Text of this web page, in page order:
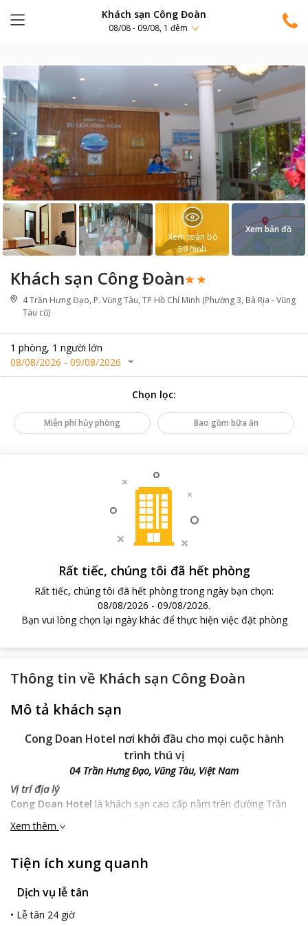
Khách sạn Công Đoàn
08/08 - 09/08, 1 đêm
Khách sạn Công Đoàn
4 Trần Hưng Đạo, P. Vũng Tàu, TP Hồ Chí Minh (Phường 3, Bà Rịa - Vũng
Tàu cũ)
1 phòng, 1 người lớn
08/08/2026 - 09/08/2026
Xem toàn bộ
59hình
Xem bản đồ
Chọn lọc:
Miễn phí hủy phòng Bao gồm bữa ăn
Rất tiếc, chúng tôi đã hết phòng
Rất tiếc, chúng tôi đã hết phòng trong ngày bạn chọn:
08/08/2026 - 09/08/2026.
Bạn vui lòng chọn lại ngày khác để thực hiện việc đặt phòng
Thông tin về Khách sạn Công Đoàn
Mô tả khách sạn
Cong Doan Hotel nơi khởi đầu cho mọi cuộc hành
trình thú vị
04 Trần Hưng Đạo, Vũng Tàu, Việt Nam
Vị trí địa lý
Cong Doan Hotel là khách sạn cao cấp nằm trên đường Trần
điểm đến lý tưởng nhất cho bạn có được những chuyến đi thú vị
Khách sạn nằm rất gần với những điểm thu hút khách tham
quan như Cafe Blue Note, Tiệm internet, Lam Son Square
Shopping Mall, Hải đăng,.. sẽ cho bạn những giờ phút tham
hoàn hảo vô cùng.
Xem thêm
Tiện ích xung quanh
Dịch vụ lễ tân
• Lễ tân 24 giờ